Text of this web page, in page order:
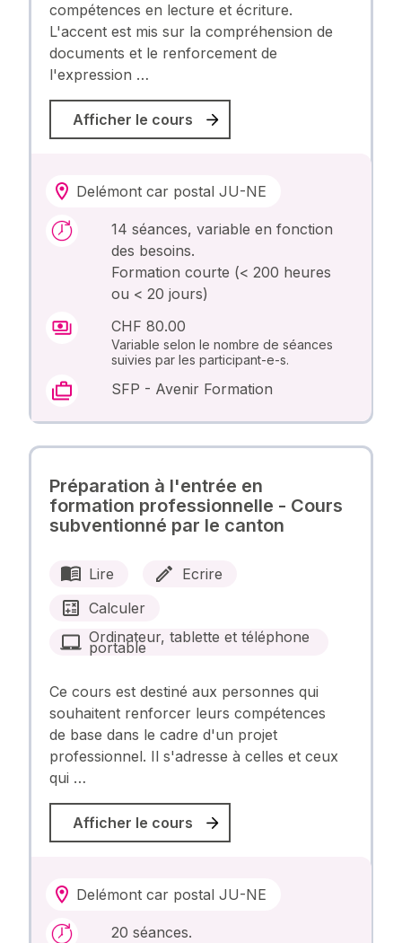
compétences en lecture et écriture.
L'accent est mis sur la compréhension de
documents et le renforcement de
l'expression …
Afficher le cours
Delémont car postal JU-NE
14 séances, variable en fonction
des besoins.
Formation courte (< 200 heures
ou < 20 jours)
CHF 80.00
Variable selon le nombre de séances
suivies par les participant-e-s.
SFP - Avenir Formation
Préparation à l'entrée en
formation professionnelle - Cours
subventionné par le canton
Lire
Ecrire
Calculer
Ordinateur, tablette et téléphone
portable
Ce cours est destiné aux personnes qui
souhaitent renforcer leurs compétences
de base dans le cadre d'un projet
professionnel. Il s'adresse à celles et ceux
qui …
Afficher le cours
Delémont car postal JU-NE
20 séances.